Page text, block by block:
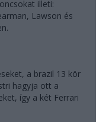
illeti:
Lawson és
a brazil 13 kör
hagyja ott a
így a két Ferrari